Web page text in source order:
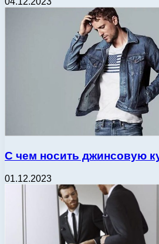
С чем носить джинсовую
01.12.2023